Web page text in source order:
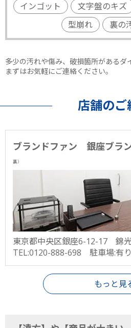
インゴット 文字盤のキズ
型崩れ
裏の
多少の汚れや傷み、破損箇所があるダ
まずはお気軽にご連絡ください。
店舗のご
ブランドファン 銀座ブラ
裏）
東京都中央区銀座6-12-17 錦
TEL:0120-888-698 駐車場:有り
もっと見